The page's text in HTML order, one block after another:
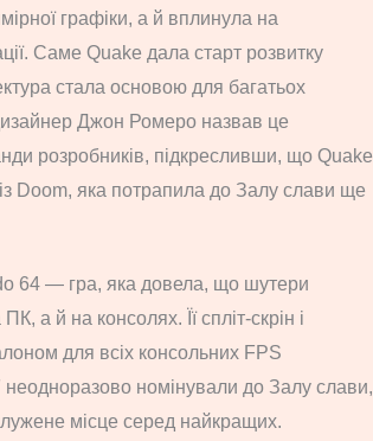
графіки, а й вплинула на
Саме Quake дала старт розвитку
стала основою для багатьох
Джон Ромеро назвав це
розробників, підкресливши, що Quake
Doom, яка потрапила до Залу слави ще
64 — гра, яка довела, що шутери
а й на консолях. Її спліт-скрін і
для всіх консольних FPS
номінували до Залу слави,
місце серед найкращих.